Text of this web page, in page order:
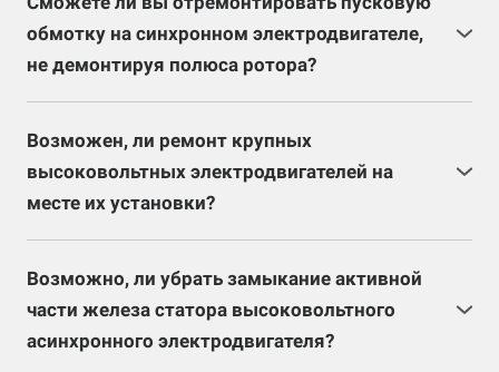
количество времени.
обмотку на синхронном электродвигателе,
не демонтируя полюса ротора?
количество стержней ротора).
Возможен, ли ремонт крупных
высоковольтных электродвигателей на
месте их установки?
проделывать с ним необходимые манипуляции или
есть возможность монтажа нашими специалистами
подъемных механизмов (для разборки
Возможно, ли убрать замыкание активной
части железа статора высоковольтного
асинхронного электродвигателя?